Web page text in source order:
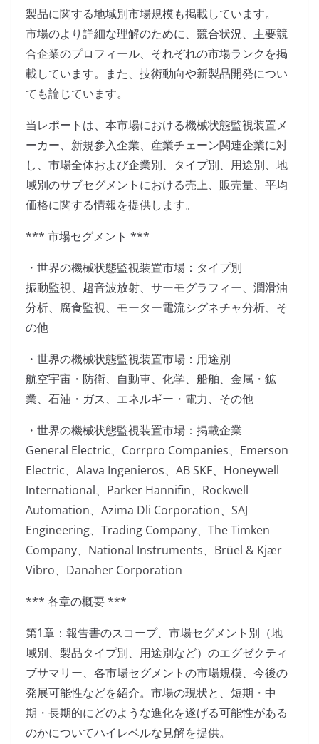
製品に関する地域別市場規模も掲載しています。
市場のより詳細な理解のために、競合状況、主要競
合企業のプロフィール、それぞれの市場ランクを掲
載しています。また、技術動向や新製品開発につい
ても論じています。
当レポートは、本市場における機械状態監視装置メ
ーカー、新規参入企業、産業チェーン関連企業に対
し、市場全体および企業別、タイプ別、用途別、地
域別のサブセグメントにおける売上、販売量、平均
価格に関する情報を提供します。
*** 市場セグメント ***
・世界の機械状態監視装置市場：タイプ別
振動監視、超音波放射、サーモグラフィー、潤滑油
分析、腐食監視、モーター電流シグネチャ分析、そ
の他
・世界の機械状態監視装置市場：用途別
航空宇宙・防衛、自動車、化学、船舶、金属・鉱
業、石油・ガス、エネルギー・電力、その他
・世界の機械状態監視装置市場：掲載企業
General Electric、Corrpro Companies、Emerson
Electric、Alava Ingenieros、AB SKF、Honeywell
International、Parker Hannifin、Rockwell
Automation、Azima Dli Corporation、SAJ
Engineering、Trading Company、The Timken
Company、National Instruments、Brüel & Kjær
Vibro、Danaher Corporation
*** 各章の概要 ***
第1章：報告書のスコープ、市場セグメント別（地
域別、製品タイプ別、用途別など）のエグゼクティ
ブサマリー、各市場セグメントの市場規模、今後の
発展可能性などを紹介。市場の現状と、短期・中
期・長期的にどのような進化を遂げる可能性がある
のかについてハイレベルな見解を提供。